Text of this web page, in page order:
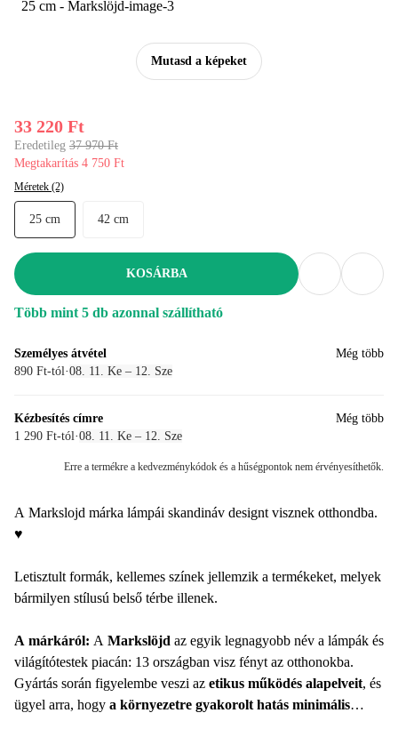
Mutasd a képeket
33 220 Ft
Eredetileg 37 970 Ft
Megtakarítás 4 750 Ft
Méretek (2)
25 cm 42 cm
KOSÁRBA
Több mint 5 db azonnal szállítható
Személyes átvétel
890 Ft-tól ·08. 11. Ke – 12. Sze
Még több
Kézbesítés címre
1 290 Ft-tól ·08. 11. Ke – 12. Sze
Még több
Erre a termékre a kedvezménykódok és a hűségpontok nem érvényesíthetők.
A Markslojd márka lámpái skandináv designt visznek otthondba.
♥
Letisztult formák, kellemes színek jellemzik a termékeket, melyek
bármilyen stílusú belső térbe illenek.
A márkáról: A Markslöjd az egyik legnagyobb név a lámpák és
világítótestek piacán: 13 országban visz fényt az otthonokba.
Gyártás során figyelembe veszi az etikus működés alapelveit, és
ügyel arra, hogy a környezetre gyakorolt hatás minimális